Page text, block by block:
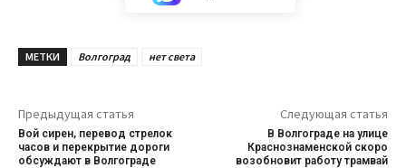
МЕТКИ Волгоград нет света
Предыдущая статья
Вой сирен, перевод стрелок
часов и перекрытие дороги
обсуждают в Волгограде
Следующая статья
В Волгограде на улице
Краснознаменской скоро
возобновит работу трамвай